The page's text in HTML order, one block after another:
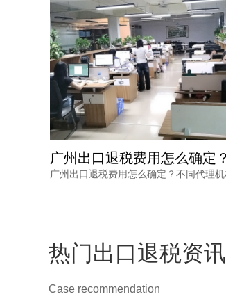
热门出口退税资讯
Case recommendation